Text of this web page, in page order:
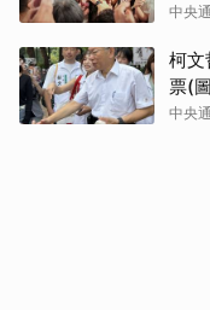
中央
柯
票(
中央